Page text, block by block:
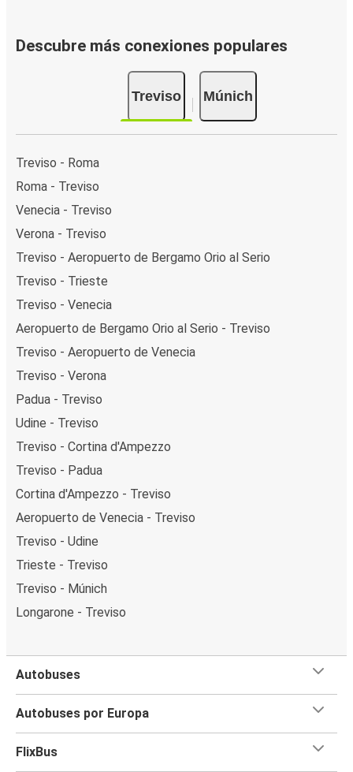
Descubre más conexiones populares
Treviso Múnich
Treviso - Roma
Roma - Treviso
Venecia - Treviso
Verona - Treviso
Treviso - Aeropuerto de Bergamo Orio al Serio
Treviso - Trieste
Treviso - Venecia
Aeropuerto de Bergamo Orio al Serio - Treviso
Treviso - Aeropuerto de Venecia
Treviso - Verona
Padua - Treviso
Udine - Treviso
Treviso - Cortina d'Ampezzo
Treviso - Padua
Cortina d'Ampezzo - Treviso
Aeropuerto de Venecia - Treviso
Treviso - Udine
Trieste - Treviso
Treviso - Múnich
Longarone - Treviso
Autobuses
Autobuses por Europa
FlixBus